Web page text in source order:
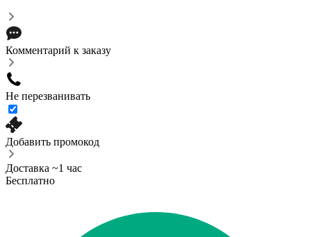
Комментарий к заказу
Не перезванивать
Добавить промокод
Доставка ~1 час
Бесплатно